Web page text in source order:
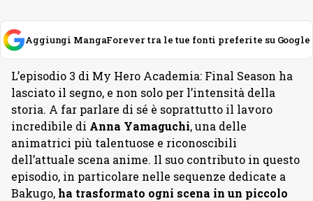
Aggiungi MangaForever tra le tue fonti preferite su Google
L’episodio 3 di My Hero Academia: Final Season ha
lasciato il segno, e non solo per l’intensità della
storia. A far parlare di sé è soprattutto il lavoro
incredibile di Anna Yamaguchi, una delle
animatrici più talentuose e riconoscibili
dell’attuale scena anime. Il suo contributo in questo
episodio, in particolare nelle sequenze dedicate a
Bakugo, ha trasformato ogni scena in un piccolo